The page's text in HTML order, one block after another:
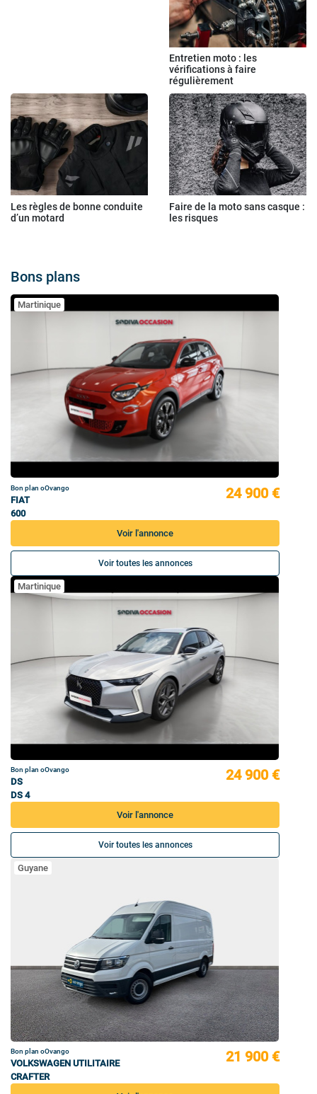
Entretien moto : les
vérifications à faire
régulièrement
Les règles de bonne conduite
d’un motard
Faire de la moto sans casque :
les risques
Bons plans
Martinique
Bon plan oOvango
FIAT
600
24 900 €
Voir l'annonce
Voir toutes les annonces
Martinique
Bon plan oOvango
DS
DS 4
24 900 €
Voir l'annonce
Voir toutes les annonces
Guyane
Bon plan oOvango
VOLKSWAGEN UTILITAIRE
CRAFTER
21 900 €